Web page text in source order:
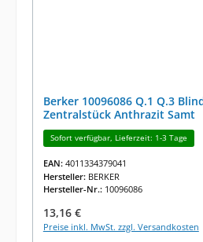
Berker 10096086 Q.1 Q.3
Zentralstück Anthrazit Samt
Sofort verfügbar, Lieferzeit: 1-3 Tage
EAN: 4011334379041
Hersteller: BERKER
Hersteller-Nr.: 10096086
Regulärer Preis:
13,16 €
Preise inkl. MwSt. zzgl. Versandkosten